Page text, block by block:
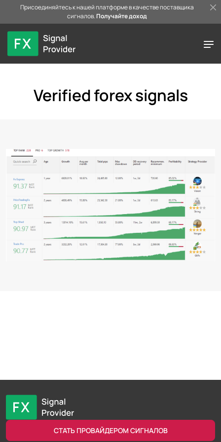
Присоединяйтесь к нашей платформе в качестве поставщика
сигналов.Получайте доход
Verified forex signals
СТАТЬ ПРОВАЙДЕРОМ СИГНАЛОВ